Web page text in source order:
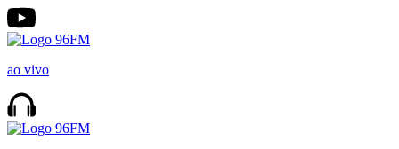
ao vivo